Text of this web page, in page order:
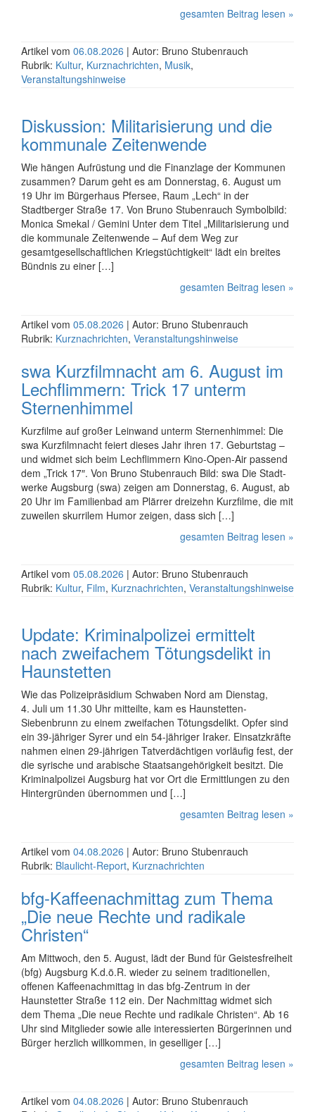
gesamten Beitrag lesen »
Artikel vom 06.08.2026 | Autor: Bruno Stubenrauch
Rubrik: Kultur, Kurznachrichten, Musik,
Veranstaltungshinweise
Diskussion: Mi­li­ta­ri­sie­rung und die
kommunale Zeitenwende
Wie hängen Aufrüstung und die Finanzlage der Kommunen
zusammen? Darum geht es am Donnerstag, 6. August um
19 Uhr im Bürgerhaus Pfersee, Raum „Lech“ in der
Stadtberger Straße 17. Von Bruno Stubenrauch Symbolbild:
Monica Smekal / Gemini Unter dem Titel „Mi­li­ta­ri­sie­rung und
die kommunale Zeitenwende – Auf dem Weg zur
gesamtgesellschaftlichen Kriegstüchtigkeit“ lädt ein breites
Bündnis zu einer […]
gesamten Beitrag lesen »
Artikel vom 05.08.2026 | Autor: Bruno Stubenrauch
Rubrik: Kurznachrichten, Veranstaltungshinweise
swa Kurz­film­nacht am 6. August im
Lech­flim­mern: Trick 17 unterm
Sternen­himmel
Kurz­filme auf großer Leinwand unterm Sternenhimmel: Die
swa Kurz­film­nacht feiert dieses Jahr ihren 17. Geburtstag –
und widmet sich beim Lech­flim­mern Kino-Open-Air passend
dem „Trick 17″. Von Bruno Stubenrauch Bild: swa Die Stadt­
wer­ke Augsburg (swa) zeigen am Donnerstag, 6. August, ab
20 Uhr im Familienbad am Plärrer dreizehn Kurz­filme, die mit
zuweilen skurrilem Humor zeigen, dass sich […]
gesamten Beitrag lesen »
Artikel vom 05.08.2026 | Autor: Bruno Stubenrauch
Rubrik: Kultur, Film, Kurznachrichten, Veranstaltungshinweise
Update: Kriminalpolizei ermittelt
nach zweifachem Tötungsdelikt in
Haunstetten
Wie das Polizeipräsidium Schwaben Nord am Dienstag,
4. Juli um 11.30 Uhr mitteilte, kam es Haunstetten-
Siebenbrunn zu einem zweifachen Tötungsdelikt. Opfer sind
ein 39-jähriger Syrer und ein 54-jähriger Iraker. Einsatz­kräfte
nahmen einen 29-jährigen Tatver­dächtigen vorläufig fest, der
die syrische und arabische Staats­ange­hörigkeit besitzt. Die
Kriminalpolizei Augsburg hat vor Ort die Ermittlungen zu den
Hinter­gründen übernommen und […]
gesamten Beitrag lesen »
Artikel vom 04.08.2026 | Autor: Bruno Stubenrauch
Rubrik: Blaulicht-Report, Kurznachrichten
bfg-Kaffeenachmittag zum Thema
„Die neue Rechte und radikale
Christen“
Am Mittwoch, den 5. August, lädt der Bund für Geistes­­­freiheit
(bfg) Augsburg K.d.ö.R. wieder zu seinem traditio­­­nellen,
offenen Kaffee­­nachmittag in das bfg-Zentrum in der
Haunstetter Straße 112 ein. Der Nachmittag widmet sich
dem Thema „Die neue Rechte und radikale Christen“. Ab 16
Uhr sind Mitglieder sowie alle interes­­­sierten Bürge­rinnen und
Bürger herzlich willkommen, in geselliger […]
gesamten Beitrag lesen »
Artikel vom 04.08.2026 | Autor: Bruno Stubenrauch